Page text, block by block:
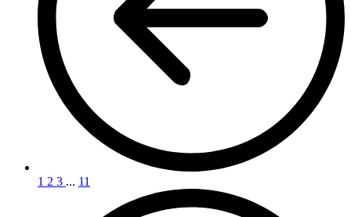
1 2 3 ... 11